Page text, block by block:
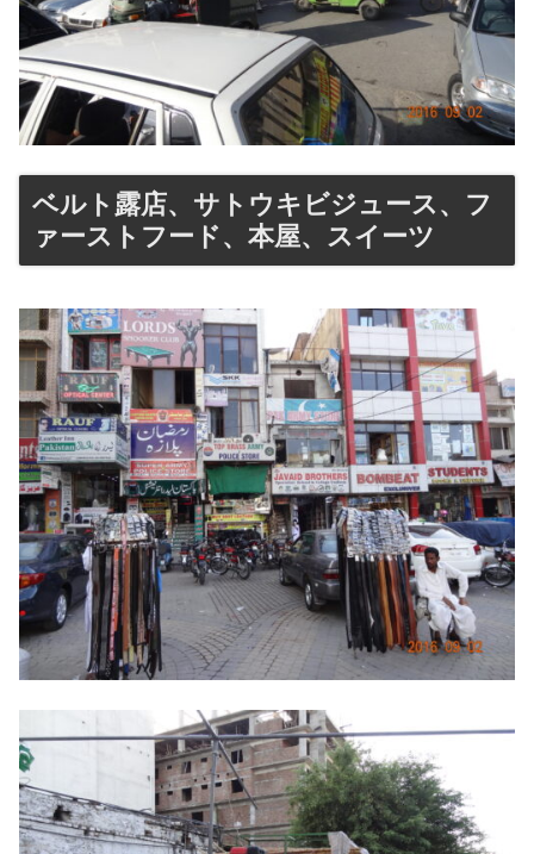
ベルト露店、サトウキビジュース、フ
ァーストフード、本屋、スイーツ